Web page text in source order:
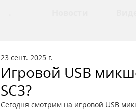
Игровой USB
SC3?
23 сент. 2025 г.
Сегодня смотрим на игровой USB